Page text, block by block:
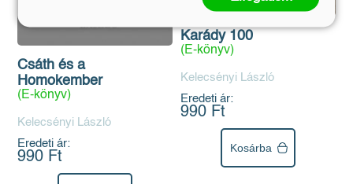
Csáth és a
Homokember
(E-könyv)
Kelecsényi László
Eredeti ár:
990 Ft
Karády 100
(E-könyv)
Kelecsényi László
Eredeti ár:
990 Ft
Kosárba